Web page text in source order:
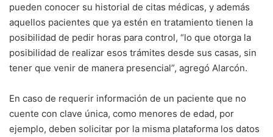
pueden conocer su historial de citas médicas, y además
aquellos pacientes que ya estén en tratamiento tienen la
posibilidad de pedir horas para control, “lo que otorga la
posibilidad de realizar esos trámites desde sus casas, sin
tener que venir de manera presencial”, agregó Alarcón.
En caso de requerir información de un paciente que no
cuente con clave única, como menores de edad, por
ejemplo, deben solicitar por la misma plataforma los datos